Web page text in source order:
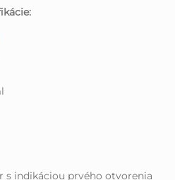
s indikáciou prvého otvorenia